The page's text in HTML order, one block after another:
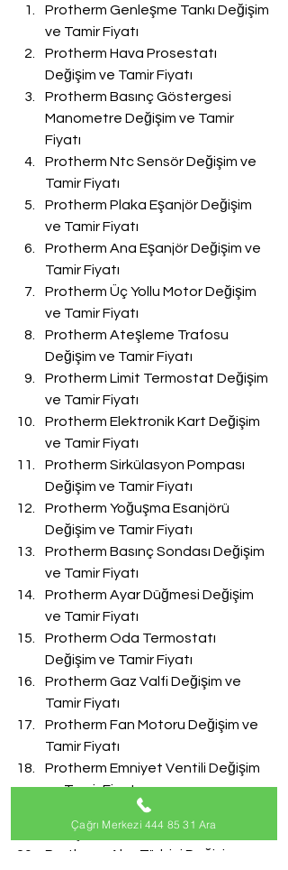
Protherm Genleşme Tankı Değişim
ve Tamir Fiyatı
Protherm Hava Prosestatı
Değişim ve Tamir Fiyatı
Protherm Basınç Göstergesi
Manometre Değişim ve Tamir
Fiyatı
Protherm Ntc Sensör Değişim ve
Tamir Fiyatı
Protherm Plaka Eşanjör Değişim
ve Tamir Fiyatı
Protherm Ana Eşanjör Değişim ve
Tamir Fiyatı
Protherm Üç Yollu Motor Değişim
ve Tamir Fiyatı
Protherm Ateşleme Trafosu
Değişim ve Tamir Fiyatı
Protherm Limit Termostat Değişim
ve Tamir Fiyatı
Protherm Elektronik Kart Değişim
ve Tamir Fiyatı
Protherm Sirkülasyon Pompası
Değişim ve Tamir Fiyatı
Protherm Yoğuşma Esanjörü
Değişim ve Tamir Fiyatı
Protherm Basınç Sondası Değişim
ve Tamir Fiyatı
Protherm Ayar Düğmesi Değişim
ve Tamir Fiyatı
Protherm Oda Termostatı
Değişim ve Tamir Fiyatı
Protherm Gaz Valfi Değişim ve
Tamir Fiyatı
Protherm Fan Motoru Değişim ve
Tamir Fiyatı
Protherm Emniyet Ventili Değişim
ve Tamir Fiyatı
Protherm Doldurma Musluğu
Değişim ve Tamir Fiyatı
Protherm Akış Türbini Değişim ve
Çağrı Merkezi 444 85 31 Ara